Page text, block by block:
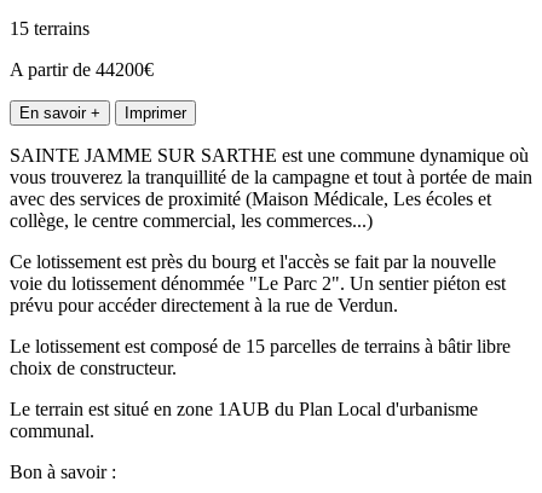
15 terrains
A partir de 44200€
En savoir + Imprimer
SAINTE JAMME SUR SARTHE est une commune dynamique où
vous trouverez la tranquillité de la campagne et tout à portée de main
avec des services de proximité (Maison Médicale, Les écoles et
collège, le centre commercial, les commerces...)
Ce lotissement est près du bourg et l'accès se fait par la nouvelle
voie du lotissement dénommée "Le Parc 2". Un sentier piéton est
prévu pour accéder directement à la rue de Verdun.
Le lotissement est composé de 15 parcelles de terrains à bâtir libre
choix de constructeur.
Le terrain est situé en zone 1AUB du Plan Local d'urbanisme
communal.
Bon à savoir :